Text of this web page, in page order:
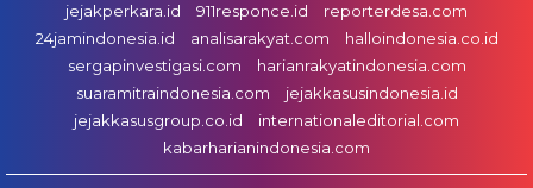
jejakperkara.id
911responce.id
reporterdesa.com
24jamindonesia.id
analisarakyat.com
halloindonesia.co.id
sergapinvestigasi.com
harianrakyatindonesia.com
suaramitraindonesia.com
jejakkasusindonesia.id
jejakkasusgroup.co.id
internationaleditorial.com
kabarharianindonesia.com